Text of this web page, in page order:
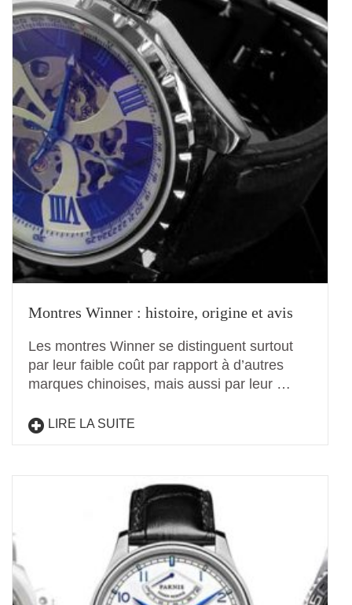
Montres Winner : histoire, origine et avis
Les montres Winner se distinguent surtout
par leur faible coût par rapport à d’autres
marques chinoises, mais aussi par leur …
LIRE LA SUITE